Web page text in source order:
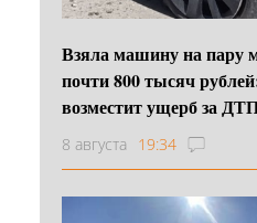
Взяла машину на пару
почти 800 тысяч
возместит ущерб за
8 августа 19:34